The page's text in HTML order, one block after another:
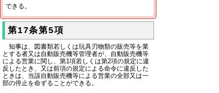
できる。
第17条第5項
知事は、図書類若しくは玩具刃物類の販売等を業
とする者又は自動販売機等管理者が、自動販売機等
による営業に関し、第1項若しくは第2項の規定に違
反したとき、又は前項の規定による命令に違反した
ときは、当該自動販売機等による営業の全部又は一
部の停止を命ずることができる。